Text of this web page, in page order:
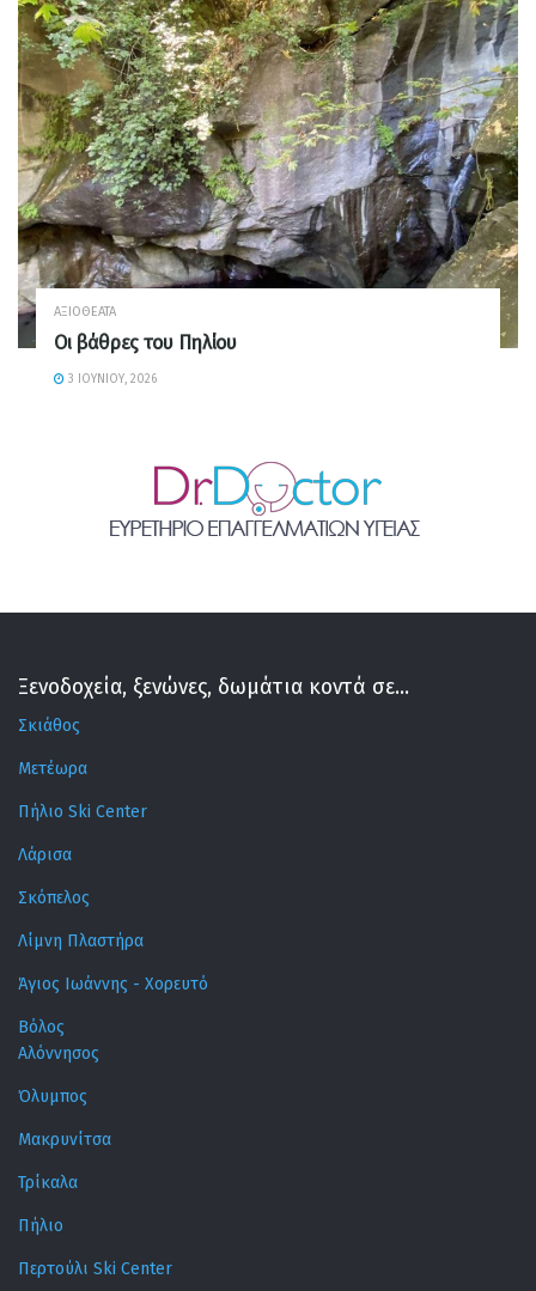
ΑΞΙΟΘΈΑΤΑ
Οι βάθρες του Πηλίου
3 ΙΟΥΝΊΟΥ, 2026
Ξενοδοχεία, ξενώνες, δωμάτια κοντά σε...
Σκιάθος
Μετέωρα
Πήλιο Ski Center
Λάρισα
Σκόπελος
Λίμνη Πλαστήρα
Άγιος Ιωάννης - Χορευτό
Βόλος
Αλόννησος
Όλυμπος
Μακρυνίτσα
Τρίκαλα
Πήλιο
Περτούλι Ski Center